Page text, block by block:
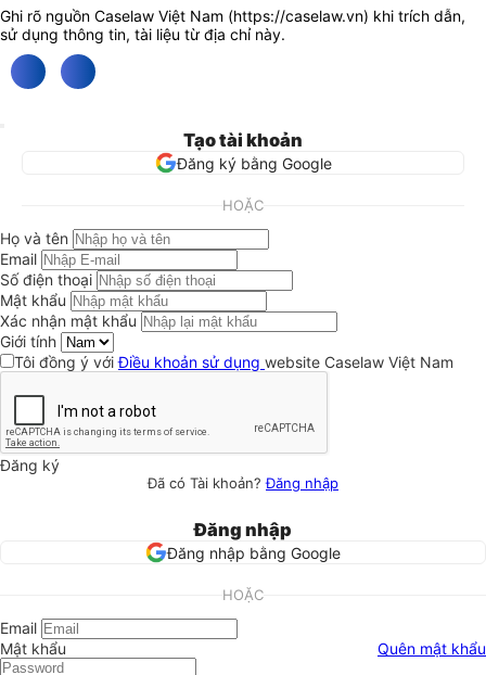
Ghi rõ nguồn Caselaw Việt Nam (https://caselaw.vn) khi trích dẫn,
sử dụng thông tin, tài liệu từ địa chỉ này.
Tạo tài khoản
Đăng ký bằng Google
HOẶC
Họ và tên
Email
Số điện thoại
Mật khẩu
Xác nhận mật khẩu
Giới tính
Tôi đồng ý vớiĐiều khoản sử dụng website Caselaw Việt Nam
Đăng ký
Đã có Tài khoản?Đăng nhập
Đăng nhập
Đăng nhập bằng Google
HOẶC
Email
Mật khẩu
Quên mật khẩu